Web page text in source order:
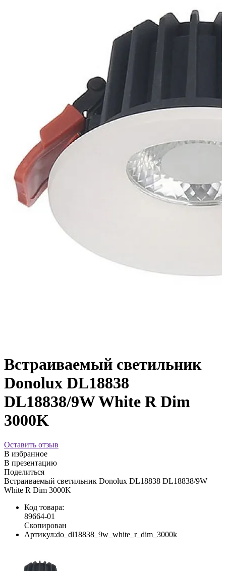
Встраиваемый светильник
Donolux DL18838
DL18838/9W White R Dim
3000K
Оставить отзыв
В избранное
В презентацию
Поделиться
Встраиваемый светильник Donolux DL18838 DL18838/9W
White R Dim 3000K
Код товара:
89664-01
Скопирован
Артикул:do_dl18838_9w_white_r_dim_3000k